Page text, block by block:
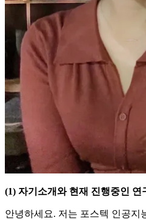
(1) 자기소개와 현재 진행중인
안녕하세요. 저는 포스텍 인공지